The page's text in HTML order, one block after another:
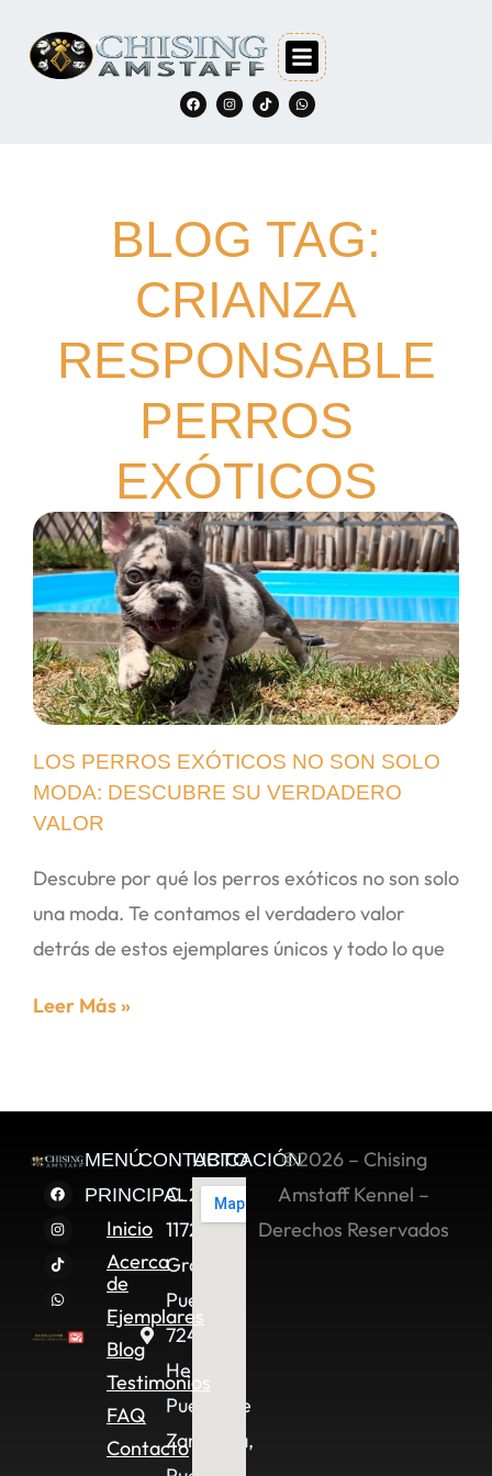
BLOG TAG:
CRIANZA
RESPONSABLE
PERROS
EXÓTICOS
LOS PERROS EXÓTICOS NO SON SOLO
MODA: DESCUBRE SU VERDADERO
VALOR
Descubre por qué los perros exóticos no son solo
una moda. Te contamos el verdadero valor
detrás de estos ejemplares únicos y todo lo que
Leer Más »
MENÚ
PRINCIPAL
Inicio
Acerca
de
Ejemplares
Blog
Testimonios
FAQ
Contacto
CONTACTO
C. 2 Sur
11722,
Granjas
Puebla,
72490
Heroica
Puebla de
Zaragoza,
UBICACIÓN©2026 – Chising
Amstaff Kennel –
Derechos Reservados